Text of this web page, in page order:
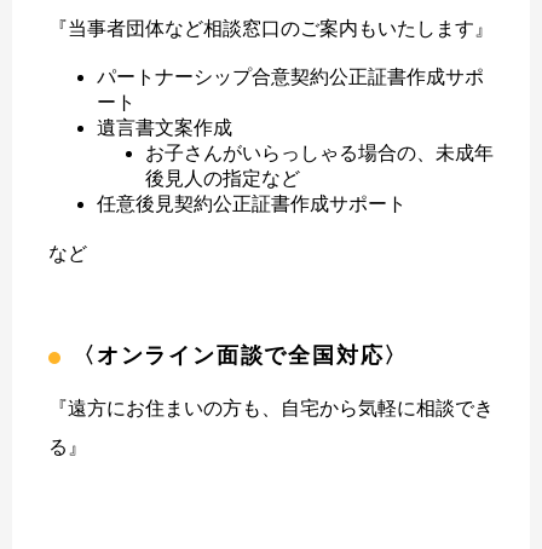
『当事者団体など相談窓口のご案内もいたします』
パートナーシップ合意契約公正証書作成サポ
ート
遺言書文案作成
お子さんがいらっしゃる場合の、未成年
後見人の指定など
任意後見契約公正証書作成サポート
など
〈オンライン面談で全国対応〉
『遠方にお住まいの方も、自宅から気軽に相談でき
る』